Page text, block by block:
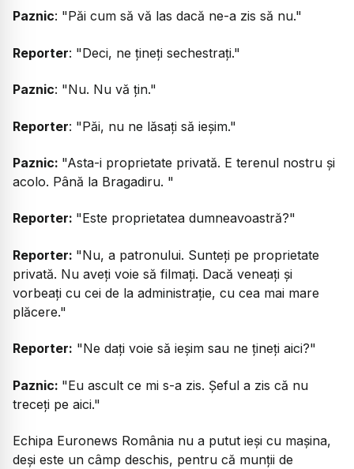
Paznic: "Păi cum să vă las dacă ne-a zis să nu."
Reporter: "Deci, ne țineți sechestrați."
Paznic: "Nu. Nu vă țin."
Reporter: "Păi, nu ne lăsați să ieșim."
Paznic: "Asta-i proprietate privată. E terenul nostru și
acolo. Până la Bragadiru. "
Reporter: "Este proprietatea dumneavoastră?"
Reporter: "Nu, a patronului. Sunteți pe proprietate
privată. Nu aveți voie să filmați. Dacă veneați și
vorbeați cu cei de la administrație, cu cea mai mare
plăcere."
Reporter: "Ne dați voie să ieșim sau ne țineți aici?"
Paznic: "Eu ascult ce mi s-a zis. Șeful a zis că nu
treceți pe aici."
Echipa Euronews România nu a putut ieși cu mașina,
deși este un câmp deschis, pentru că munții de